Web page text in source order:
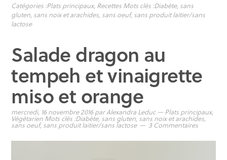
Catégories :Plats principaux, Recettes Mots clés :Diabète, sans
gluten, sans noix et arachides, sans oeuf, sans produit laitier/sans
lactose
Salade dragon au
tempeh et vinaigrette
miso et orange
mercredi, 16 novembre 2016 parAlexandra Leduc — Plats principaux,
Végétarien Mots clés :Diabète, sans gluten, sans noix et arachides,
sans oeuf, sans produit laitier/sans lactose 3 Commentaires